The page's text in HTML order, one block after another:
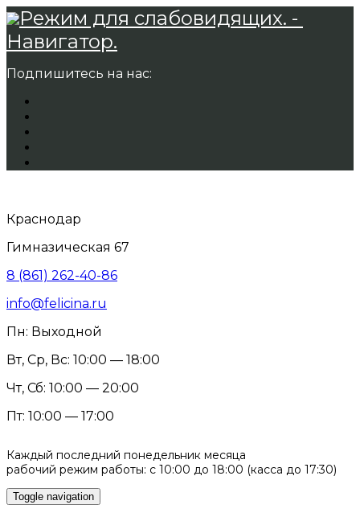
Режим для слабовидящих. -
Навигатор.
Подпишитесь на нас:
Краснодар
Гимназическая 67
8 (861) 262-40-86
info@felicina.ru
Пн: Выходной
Вт, Ср, Вс: 10:00 — 18:00
Чт, Сб: 10:00 — 20:00
Пт: 10:00 — 17:00
Каждый последний понедельник месяца
рабочий режим работы: с 10:00 до 18:00 (касса до 17:30)
Toggle navigation